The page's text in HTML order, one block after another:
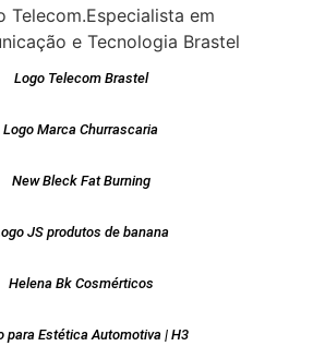
Logo Telecom Brastel
Logo Marca Churrascaria
New Bleck Fat Burning
JS produtos de banana
Helena Bk Cosmérticos
para Estética Automotiva | H3